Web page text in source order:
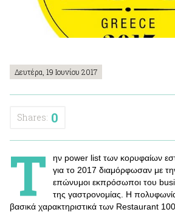
Δευτέρα, 19 Ιουνίου 2017
Shares: 0
Τ
ην power list των κορυφαίων
για το 2017 διαμόρφωσαν με
επώνυμοι εκπρόσωποι του
της γαστρονομίας. Η
βασικά χαρακτηριστικά των Restaurant